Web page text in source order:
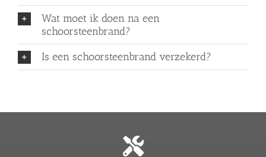
Wat moet ik doen na een
schoorsteenbrand?
Is een schoorsteenbrand verzekerd?